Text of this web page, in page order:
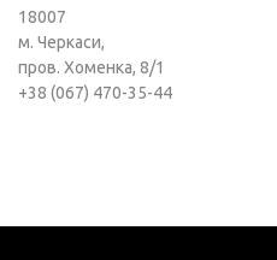
18007
м. Черкаси,
пров. Хоменка, 8/1
+38 (067) 470-35-44